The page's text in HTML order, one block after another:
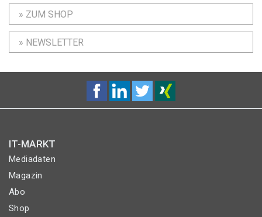
» ZUM SHOP
» NEWSLETTER
IT-MARKT
Mediadaten
Magazin
Abo
Shop